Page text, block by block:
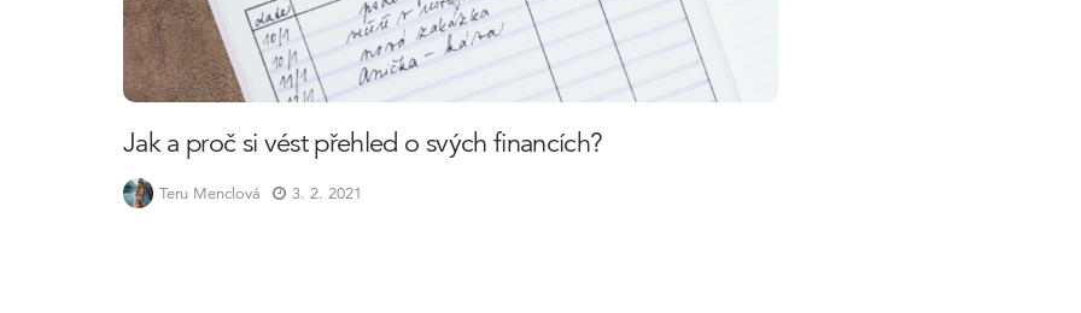
Jak a proč si vést přehled o svých financích?
Teru Menclová 3. 2. 2021